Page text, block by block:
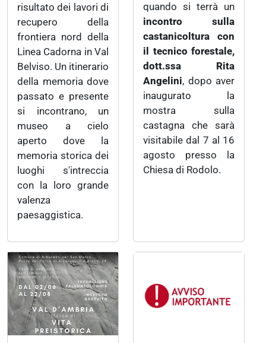
risultato dei lavori di
recupero della
frontiera nord della
Linea Cadorna in Val
Belviso. Un itinerario
della memoria dove
passato e presente
si incontrano, un
museo a cielo
aperto dove la
memoria storica dei
luoghi s'intreccia
con la loro grande
valenza
paesaggistica.
quando si terrà un
incontro sulla
castanicoltura con
il tecnico forestale,
dott.ssa Rita
Angelini, dopo aver
inaugurato la
mostra sulla
castagna che sarà
visitabile dal 7 al 16
agosto presso la
Chiesa di Rodolo.